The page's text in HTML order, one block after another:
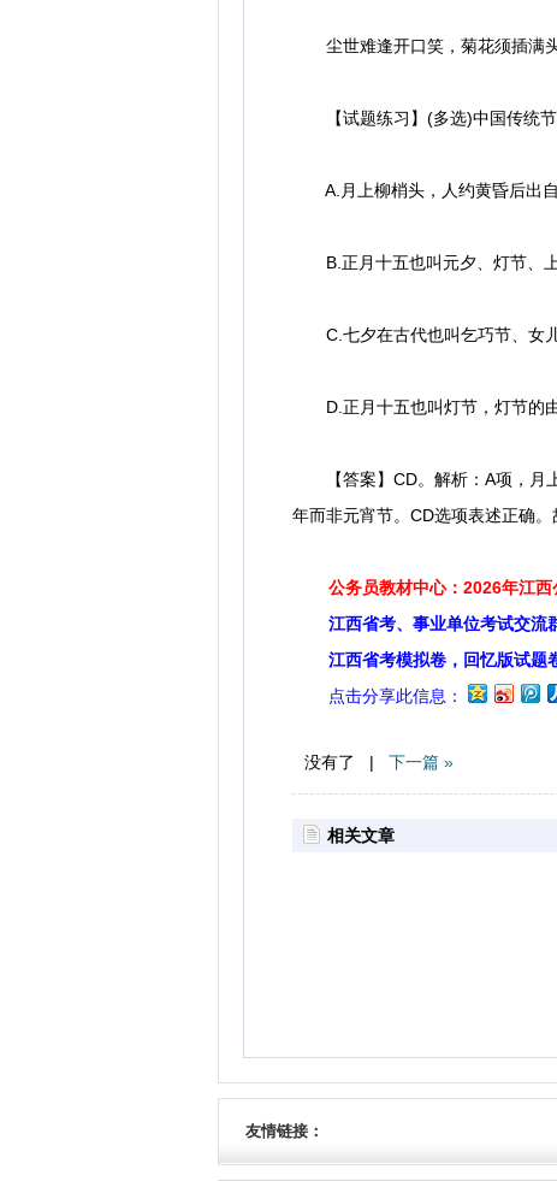
尘世难逢开口笑，菊花须插满
【试题练习】(多选)中国传统节
A.月上柳梢头，人约黄昏后出自
B.正月十五也叫元夕、灯节、上
C.七夕在古代也叫乞巧节、女儿
D.正月十五也叫灯节，灯节的由
【答案】CD。解析：A项，月上
年而非元宵节。CD选项表述正确。
公务员教材中心：2026年江
江西省考、事业单位考试交流
江西省考模拟卷，回忆版试题
点击分享此信息：
没有了 | 下一篇 »
相关文章
友情链接：